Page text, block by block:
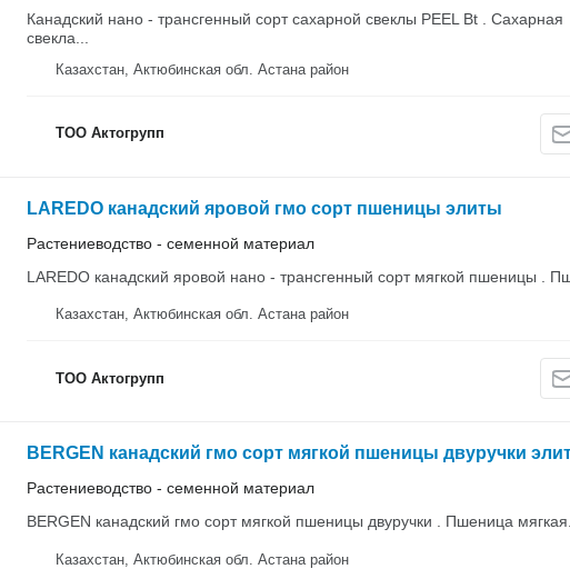
Канадский нано - трансгенный сорт сахарной свеклы PEEL Bt . Сахарная
свекла...
Казахстан, Актюбинская обл. Астана район
ТОО Актогрупп
LAREDO канадский яровой гмо сорт пшеницы элиты
Растениеводство - семенной материал
LAREDO канадский яровой нано - трансгенный сорт мягкой пшеницы .
Казахстан, Актюбинская обл. Астана район
ТОО Актогрупп
BERGEN канадский гмо сорт мягкой пшеницы двуручки
Растениеводство - семенной материал
BERGEN канадский гмо сорт мягкой пшеницы двуручки . Пшеница
Казахстан, Актюбинская обл. Астана район